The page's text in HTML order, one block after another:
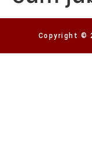
Copyright ©